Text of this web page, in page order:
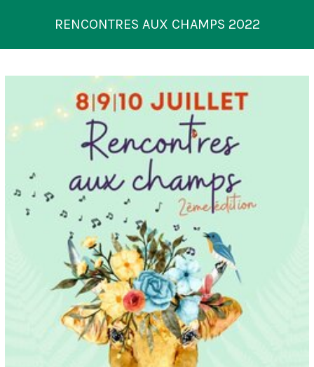
RENCONTRES AUX CHAMPS 2022